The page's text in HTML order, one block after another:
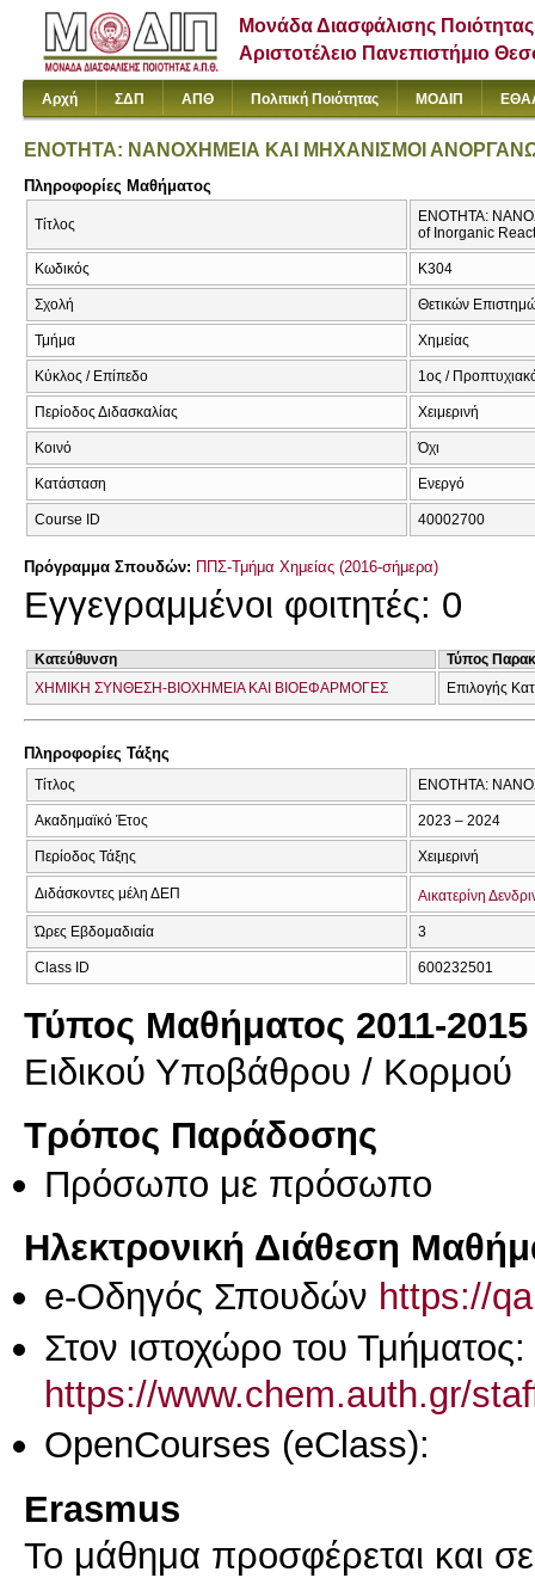
Μονάδα Διασφάλισης Ποιότητας
Αριστοτέλειο Πανεπιστήμιο
Αρχή ΣΔΠ ΑΠΘ Πολιτική Ποιότητας ΜΟΔΙΠ
ΕΝΟΤΗΤΑ: ΝΑΝΟΧΗΜΕΙΑ ΚΑΙ ΜΗΧΑΝΙΣΜΟΙ
Πληροφορίες Μαθήματος
Τίτλος
ΕΝΟΤΗΤΑ:
of Inorganic
Κωδικός Κ304
Σχολή Θετικών
Τμήμα Χημείας
Κύκλος / Επίπεδο 1ος /
Περίοδος Διδασκαλίας Χειμερινή
Κοινό Όχι
Κατάσταση Ενεργό
Course ID 40002700
Πρόγραμμα Σπουδών: ΠΠΣ-Τμήμα Χημείας (2016-σήμερα)
Εγγεγραμμένοι φοιτητές: 0
Κατεύθυνση
Τύπος
ΧΗΜΙΚΗ ΣΥΝΘΕΣΗ-ΒΙΟΧΗΜΕΙΑ ΚΑΙ ΒΙΟΕΦΑΡΜΟΓΕΣ
Επιλογής
Πληροφορίες Τάξης
Τίτλος ΕΝΟΤΗΤΑ:
Ακαδημαϊκό Έτος 2023 – 2024
Περίοδος Τάξης Χειμερινή
Διδάσκοντες μέλη ΔΕΠ Αικατερίνη
Ώρες Εβδομαδιαία 3
Class ID 600232501
Τύπος Μαθήματος 2011-2015
Ειδικού Υποβάθρου / Κορμού
Τρόπος Παράδοσης
Πρόσωπο με πρόσωπο
Ηλεκτρονική Διάθεση
e-Οδηγός Σπουδών https://
Στον ιστοχώρο του Τμήματος:
https://www.chem.auth.gr/
OpenCourses (eClass):
Erasmus
Το μάθημα προσφέρεται και